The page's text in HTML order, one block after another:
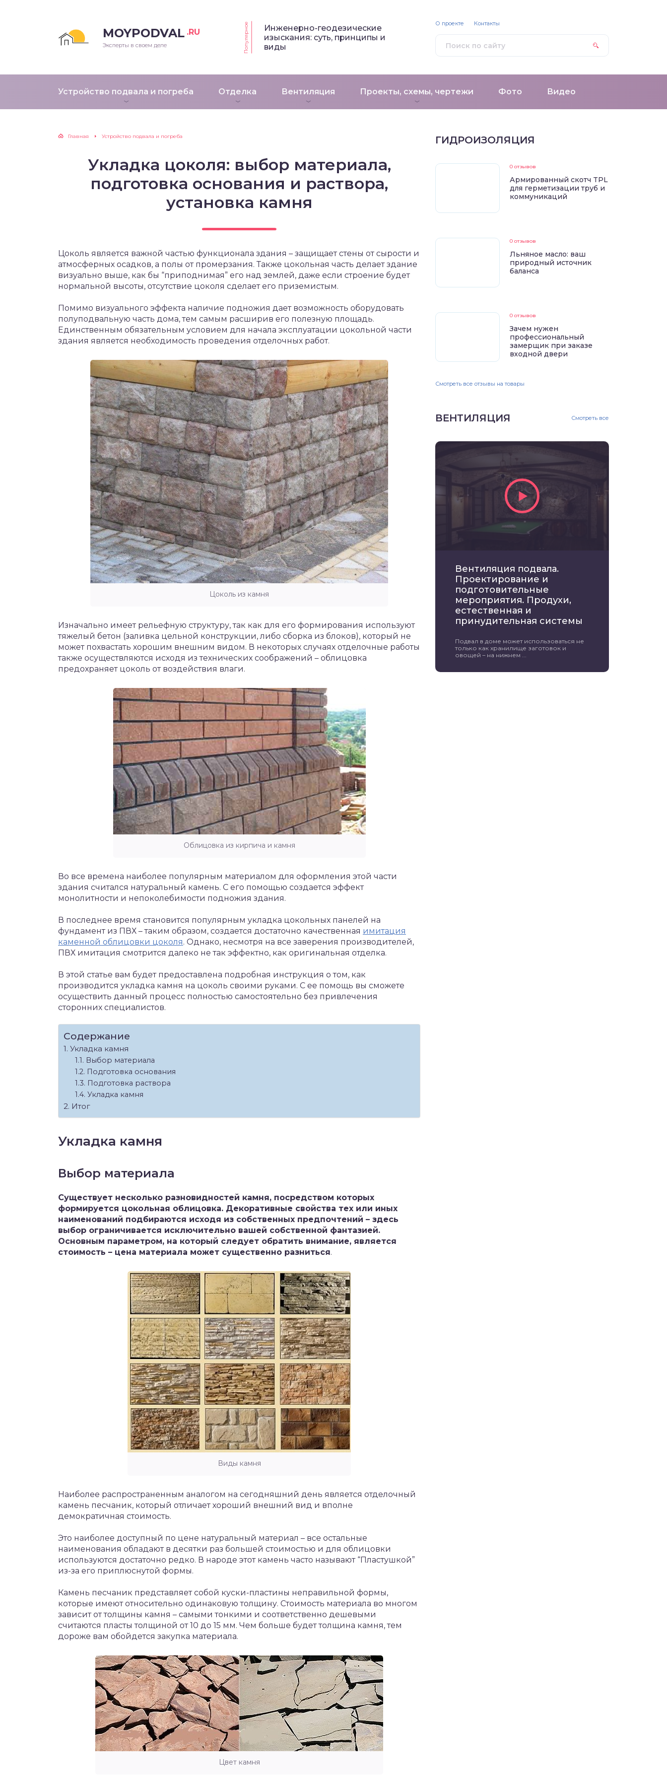
MOYPODVAL .RU
Эксперты в своем деле Популярное
Инженерно-геодезические
изыскания: суть, принципы и
виды
Устройство подвала и погреба Отделка Вентиляция Проекты, схемы, чертежи Фото Видео
О проекте Контакты
Главная Устройство подвала и погреба
Укладка цоколя: выбор материала,
подготовка основания и раствора,
установка камня
Цоколь является важной частью функционала здания – защищает стены от сырости и
атмосферных осадков, а полы от промерзания. Также цокольная часть делает здание
визуально выше, как бы “приподнимая” его над землей, даже если строение будет
нормальной высоты, отсутствие цоколя сделает его приземистым.
Помимо визуального эффекта наличие подножия дает возможность оборудовать
полуподвальную часть дома, тем самым расширив его полезную площадь.
Единственным обязательным условием для начала эксплуатации цокольной части
здания является необходимость проведения отделочных работ.
Цоколь из камня
Изначально имеет рельефную структуру, так как для его формирования используют
тяжелый бетон (заливка цельной конструкции, либо сборка из блоков), который не
может похвастать хорошим внешним видом. В некоторых случаях отделочные работы
также осуществляются исходя из технических соображений – облицовка
предохраняет цоколь от воздействия влаги.
Облицовка из кирпича и камня
Во все времена наиболее популярным материалом для оформления этой части
здания считался натуральный камень. С его помощью создается эффект
монолитности и непоколебимости подножия здания.
В последнее время становится популярным укладка цокольных панелей на
фундамент из ПВХ – таким образом, создается достаточно качественная имитация
каменной облицовки цоколя. Однако, несмотря на все заверения производителей,
ПВХ имитация смотрится далеко не так эффектно, как оригинальная отделка.
В этой статье вам будет предоставлена подробная инструкция о том, как
производится укладка камня на цоколь своими руками. С ее помощь вы сможете
осуществить данный процесс полностью самостоятельно без привлечения
сторонних специалистов.
Содержание
Укладка камня
Выбор материала
Подготовка основания
Подготовка раствора
Укладка камня
Итог
Укладка камня
Выбор материала
Существует несколько разновидностей камня, посредством которых
формируется цокольная облицовка. Декоративные свойства тех или иных
наименований подбираются исходя из собственных предпочтений – здесь
выбор ограничивается исключительно вашей собственной фантазией.
Основным параметром, на который следует обратить внимание, является
стоимость – цена материала может существенно разниться.
Виды камня
Наиболее распространенным аналогом на сегодняшний день является отделочный
камень песчаник, который отличает хороший внешний вид и вполне
демократичная стоимость.
Это наиболее доступный по цене натуральный материал – все остальные
наименования обладают в десятки раз большей стоимостью и для облицовки
используются достаточно редко. В народе этот камень часто называют “Пластушкой”
из-за его приплюснутой формы.
Камень песчаник представляет собой куски-пластины неправильной формы,
которые имеют относительно одинаковую толщину. Стоимость материала во многом
зависит от толщины камня – самыми тонкими и соответственно дешевыми
считаются пласты толщиной от 10 до 15 мм. Чем больше будет толщина камня, тем
дороже вам обойдется закупка материала.
Цвет камня
ГИДРОИЗОЛЯЦИЯ
0 отзывов
Армированный скотч TPL
для герметизации труб и
коммуникаций
0 отзывов
Льняное масло: ваш
природный источник
баланса
0 отзывов
Зачем нужен
профессиональный
замерщик при заказе
входной двери
Смотреть все отзывы на товары
ВЕНТИЛЯЦИЯ Смотреть все
Вентиляция подвала.
Проектирование и
подготовительные
мероприятия. Продухи,
естественная и
принудительная системы
Подвал в доме может использоваться не
только как хранилище заготовок и
овощей – на нижнем ...